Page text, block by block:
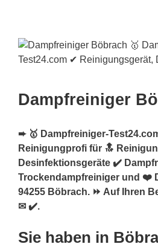
Dampfreiniger
➨ 🥇 Dampfreiniger-
Reinigungprofi für 🔝
Desinfektionsgeräte ✔️
Trockendampfreiniger und ❤️
94255 Böbrach. ⏩ Auf Ihren
✉ ✔️.
Sie haben in